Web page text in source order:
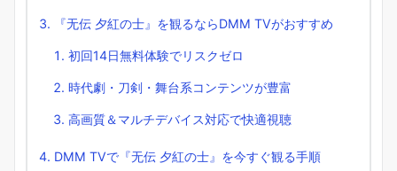
『无伝 夕紅の士』を観るならDMM TVがおすすめ
初回14日無料体験でリスクゼロ
時代劇・刀剣・舞台系コンテンツが豊富
高画質＆マルチデバイス対応で快適視聴
DMM TVで『无伝 夕紅の士』を今すぐ観る手順